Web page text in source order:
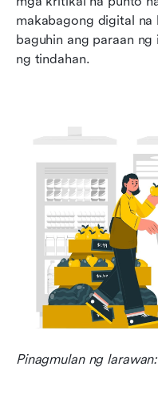
makabagong digital na
baguhin ang paraan
ng tindahan.
Pinagmulan ng
Konklusyon: mga
kahusayan sa retail
pamamahala ng